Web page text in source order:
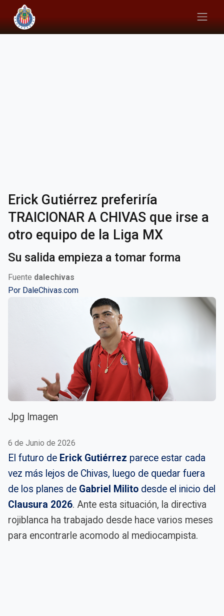
Erick Gutiérrez preferiría
TRAICIONAR A CHIVAS que irse a
otro equipo de la Liga MX
Su salida empieza a tomar forma
Fuente dalechivas
Por DaleChivas.com
Jpg Imagen
6 de Junio de 2026
El futuro de Erick Gutiérrez parece estar cada
vez más lejos de Chivas, luego de quedar fuera
de los planes de Gabriel Milito desde el inicio del
Clausura 2026. Ante esta situación, la directiva
rojiblanca ha trabajado desde hace varios meses
para encontrarle acomodo al mediocampista.